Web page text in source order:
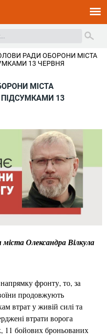
РАДИ ОБОРОНИ МІСТА
13 ЧЕРВНЯ
МІСТА
13
Олександра Вілкула
фронту, то, за
продовжують
втрат у живій силі та
втрати ворога
11 бойових броньованих